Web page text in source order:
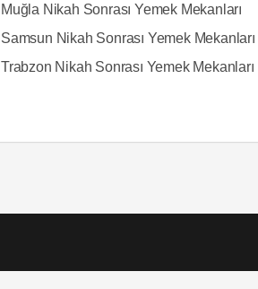
Muğla Nikah Sonrası Yemek Mekanları
Samsun Nikah Sonrası Yemek Mekanları
Trabzon Nikah Sonrası Yemek Mekanları